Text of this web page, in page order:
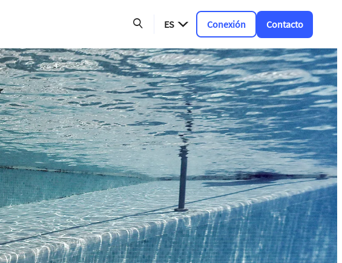
ES Conexión Contacto